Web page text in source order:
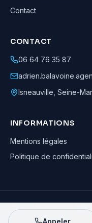
Contact
CONTACT
06 64 76 35 87
Isneauville Seine-
INFORMATIONS
Mentions légales
Politique de
Adrien Balavoine—
Appeler